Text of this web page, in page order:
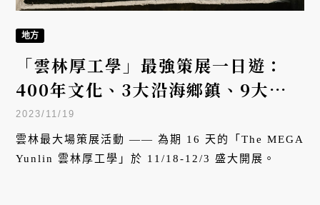
地方
「雲林厚工學」最強策展一日遊：
400年文化、3大沿海鄉鎮、9大倉
庫展覽、8大衛星場館一次看
2023/11/19
雲林最大場策展活動 —— 為期 16 天的「The MEGA
Yunlin 雲林厚工學」於 11/18-12/3 盛大開展。